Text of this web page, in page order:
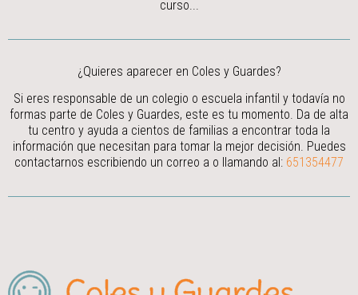
curso...
¿Quieres aparecer en Coles y Guardes?
Si eres responsable de un colegio o escuela infantil y todavía no
formas parte de Coles y Guardes, este es tu momento. Da de alta
tu centro y ayuda a cientos de familias a encontrar toda la
información que necesitan para tomar la mejor decisión. Puedes
contactarnos escribiendo un correo a o llamando al: 651354477